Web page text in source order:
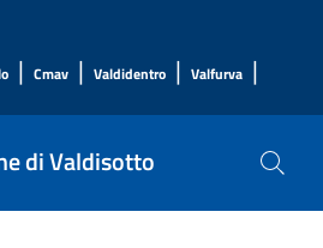
| Cmav | Valdidentro | Valfurva |
di Valdisotto